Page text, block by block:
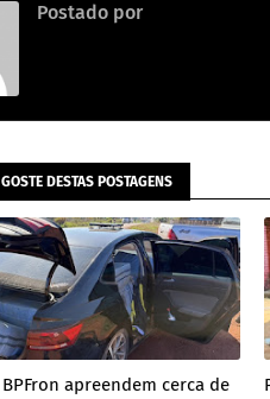
Postado por
DESTAS POSTAGENS
BPFron apreendem cerca de